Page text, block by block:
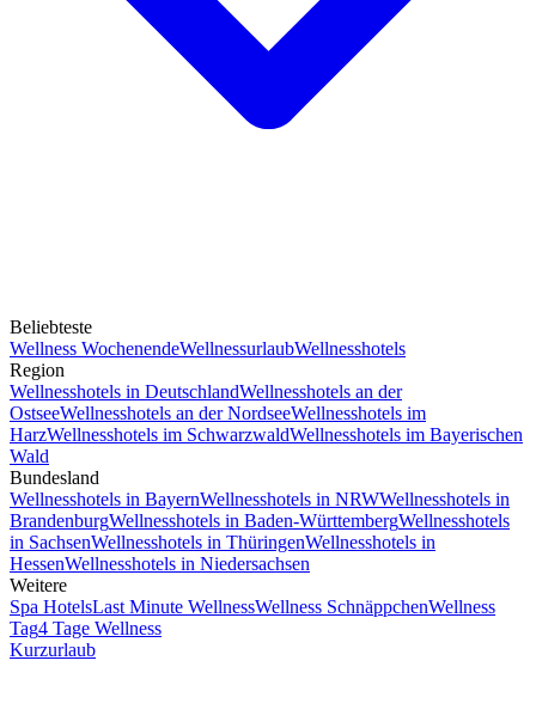
Beliebteste
Wellness WochenendeWellnessurlaubWellnesshotels
Region
Wellnesshotels in DeutschlandWellnesshotels an der
OstseeWellnesshotels an der NordseeWellnesshotels im
HarzWellnesshotels im SchwarzwaldWellnesshotels im Bayerischen
Wald
Bundesland
Wellnesshotels in BayernWellnesshotels in NRWWellnesshotels in
BrandenburgWellnesshotels in Baden-WürttembergWellnesshotels
in SachsenWellnesshotels in ThüringenWellnesshotels in
HessenWellnesshotels in Niedersachsen
Weitere
Spa HotelsLast Minute WellnessWellness SchnäppchenWellness
Tag4 Tage Wellness
Kurzurlaub